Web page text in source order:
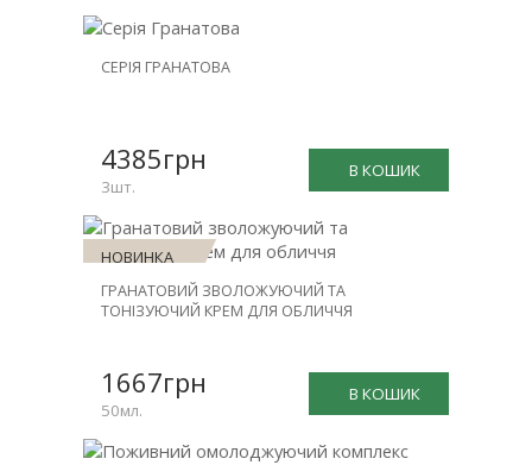
НОВИНКА
-20%
СЕРІЯ ГРАНАТОВА
В КОШИК
4385грн
3шт.
НОВИНКА
ГРАНАТОВИЙ ЗВОЛОЖУЮЧИЙ ТА
ТОНІЗУЮЧИЙ КРЕМ ДЛЯ ОБЛИЧЧЯ
В КОШИК
1667грн
50мл.